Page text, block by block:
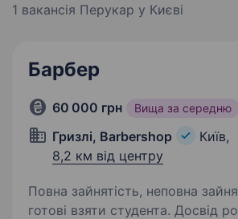
1 вакансія Перукар у Києві
Барбер
60 000 грн Вища за середню
Гризлі, Barbershop
Київ,
8,2 км від центру
Повна зайнятість, неповна
готові взяти студента. Досвід